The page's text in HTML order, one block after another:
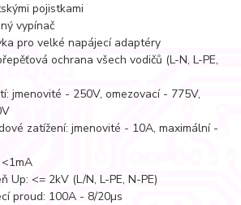
pojistkami
vypínač
pro velké napájecí adaptéry
ochrana všech vodičů (L-N, L-PE,
jmenovité - 250V, omezovací - 775V,
zatížení: jmenovité - 10A, maximální -
Up: <= 2kV (L/N, L-PE, N-PE)
proud: 100A - 8/20µs